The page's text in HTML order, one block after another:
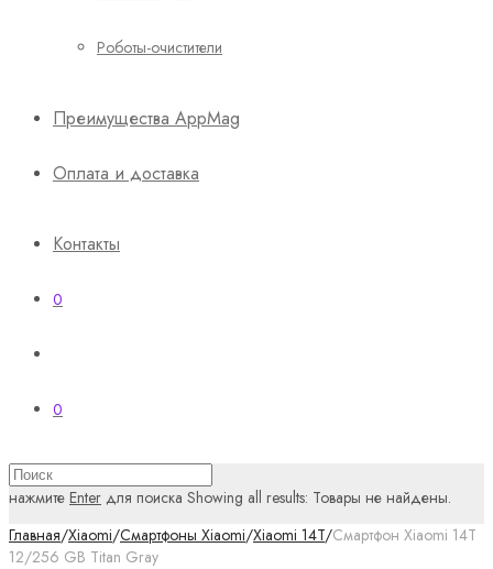
Роботы-очистители
Преимущества AppMag
Оплата и доставка
Контакты
0
0
нажмите Enter для поиска Showing all results: Товары не найдены.
Главная/Xiaomi/Смартфоны Xiaomi/Xiaomi 14T/Смартфон Xiaomi 14T
12/256 GB Titan Gray